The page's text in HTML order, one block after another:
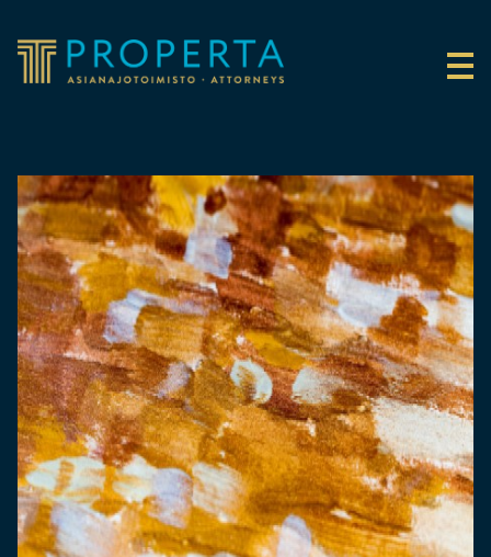
Properta